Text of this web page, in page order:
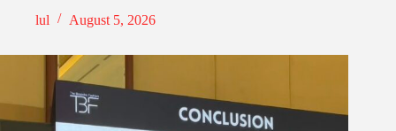
lul
August 5, 2026